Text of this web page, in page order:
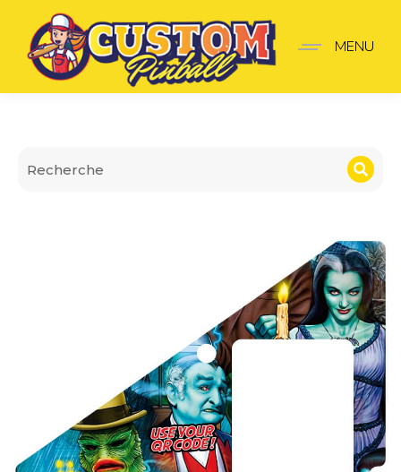
Insider pro The Munster
MENU